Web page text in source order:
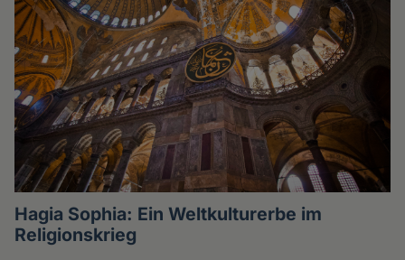
Hagia Sophia: Ein Weltkulturerbe im
Religionskrieg